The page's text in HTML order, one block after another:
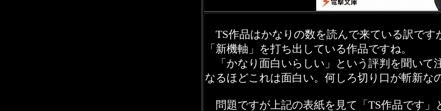
TS作品はかなりの数を読んで来ている訳です
「新機軸」を打ち出している作品ですね。
「かなり面白いらしい」という評判を聞いて
なるほどこれは面白い。何しろ切り口が斬新な
問題ですが上記の表紙を見て「TS作品です」